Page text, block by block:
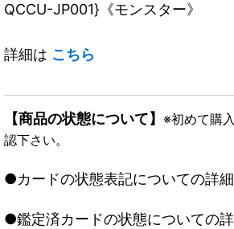
QCCU-JP001}《モンスター》
詳細は こちら
【商品の状態について】 ※初めて購
認下さい。
●カードの状態表記についての詳
●鑑定済カードの状態についての